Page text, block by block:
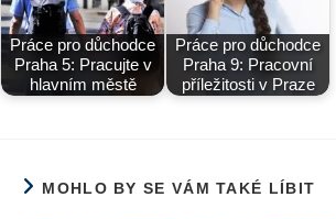
Práce pro důchodce
Praha 5: Pracujte v
hlavním městě
Práce pro důchodce
Praha 9: Pracovní
příležitosti v Praze
MOHLO BY SE VÁM TAKÉ LÍBIT